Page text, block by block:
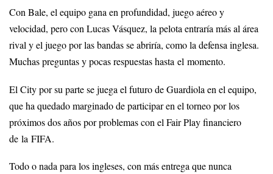
Con Bale, el equipo gana en profundidad, juego aéreo y
velocidad, pero con Lucas Vásquez, la pelota entraría más al área
rival y el juego por las bandas se abriría, como la defensa inglesa.
Muchas preguntas y pocas respuestas hasta el momento.
El City por su parte se juega el futuro de Guardiola en el equipo,
que ha quedado marginado de participar en el torneo por los
próximos dos años por problemas con el Fair Play financiero
de la FIFA.
Todo o nada para los ingleses, con más entrega que nunca